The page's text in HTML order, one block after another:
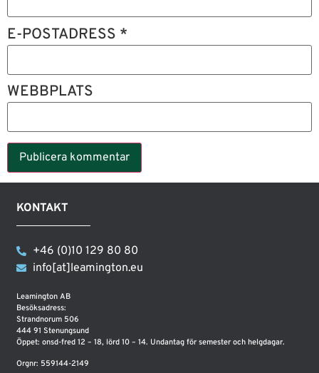
E-POSTADRESS *
WEBBPLATS
KONTAKT
+46 (0)10 129 80 80
info[at]leamington.eu
Leamington AB
Besöksadress:
Strandnorum 506
444 91 Stenungsund
Öppet: onsd-fred 12 – 18, lörd 10 – 14. Undantag för semester och helgdagar.
Orgnr: 559144-2149